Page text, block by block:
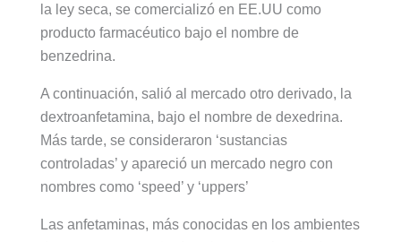
la ley seca, se comercializó en EE.UU como
producto farmacéutico bajo el nombre de
benzedrina.
A continuación, salió al mercado otro derivado, la
dextroanfetamina, bajo el nombre de dexedrina.
Más tarde, se consideraron ‘sustancias
controladas’ y apareció un mercado negro con
nombres como ‘speed’ y ‘uppers’
Las anfetaminas, más conocidas en los ambientes